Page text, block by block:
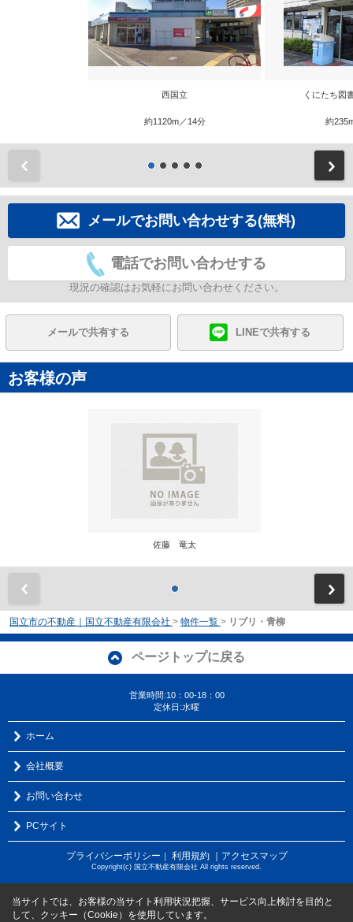
西国立
約1120m／14分
くにたち図
約
メールでお問い合わせする(無料)
電話でお問い合わせする
現況の確認はお気軽にお問い合わせください。
メールで共有する LINEで共有する
お客様の声
佐藤 竜太
国立市の不動産｜国立不動産有限会社 > 物件一覧 > リブリ・青柳
ページトップに戻る
営業時間:10：00-18：00
定休日:水曜
ホーム
会社概要
お問い合わせ
PCサイト
プライバシーポリシー 利用規約 ｜アクセスマップ
Copyright(c) 国立不動産有限会社 All rights reserved.
当サイトでは、お客様の当サイト利用状況把握、サービス向上検討を目的と
して、クッキー（Cookie）を使用しています。